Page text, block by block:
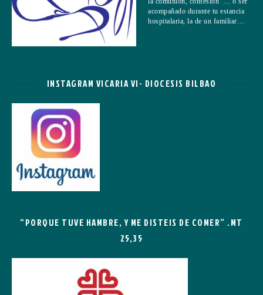
acompañado durante tu estancia
hospitalaria, la de un familiar…
INSTAGRAM VICARIA VI- DIOCESIS BILBAO
“PORQUE TUVE HAMBRE, Y ME DISTEIS DE COMER” .MT
25,35